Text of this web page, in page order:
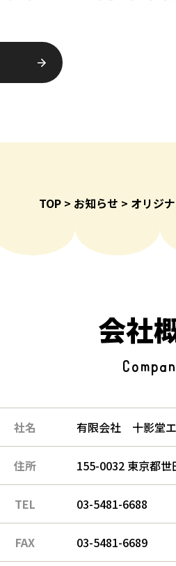
TOP お知らせ オリジ
会社
社名 有限会社 十影堂
住所 155-0032 東京都
TEL 03-5481-6688
FAX 03-5481-6689